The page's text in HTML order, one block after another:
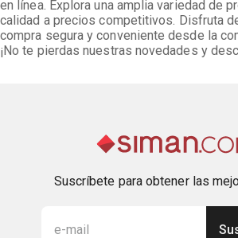
en línea. Explora una amplia variedad de
calidad a precios competitivos. Disfruta
compra segura y conveniente desde la
¡No te pierdas nuestras novedades y
Suscríbete para obtener las